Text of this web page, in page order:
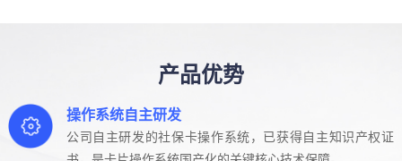
产品优势
操作系统自主研发
公司自主研发的社保卡操作系统，已获得自主知识产权证